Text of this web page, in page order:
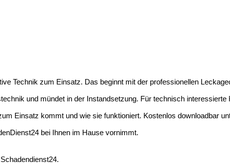
Technik zum Einsatz. Das beginnt mit der professionellen
und mündet in der Instandsetzung. Für technisch interessierte
Einsatz kommt und wie sie funktioniert. Kostenlos downloadbar
bei Ihnen im Hause vornimmt.
Schadendienst24.